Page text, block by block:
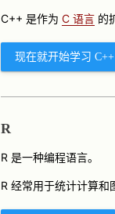
C++ 是作为 C 语言的
现在就开始学习 C++
R
R 是一种编程语言。
R 经常用于统计计算和